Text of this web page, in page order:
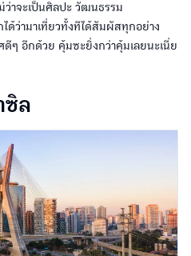
ว่าจะเป็นศิลปะ วัฒนธรรม
ด้ว่ามาเที่ยวทั้งทีได้สัมผัสทุกอย่าง
ๆ อีกด้วย คุ้มซะยิ่งกว่าคุ้มเลยนะเนี่ย
ซิล